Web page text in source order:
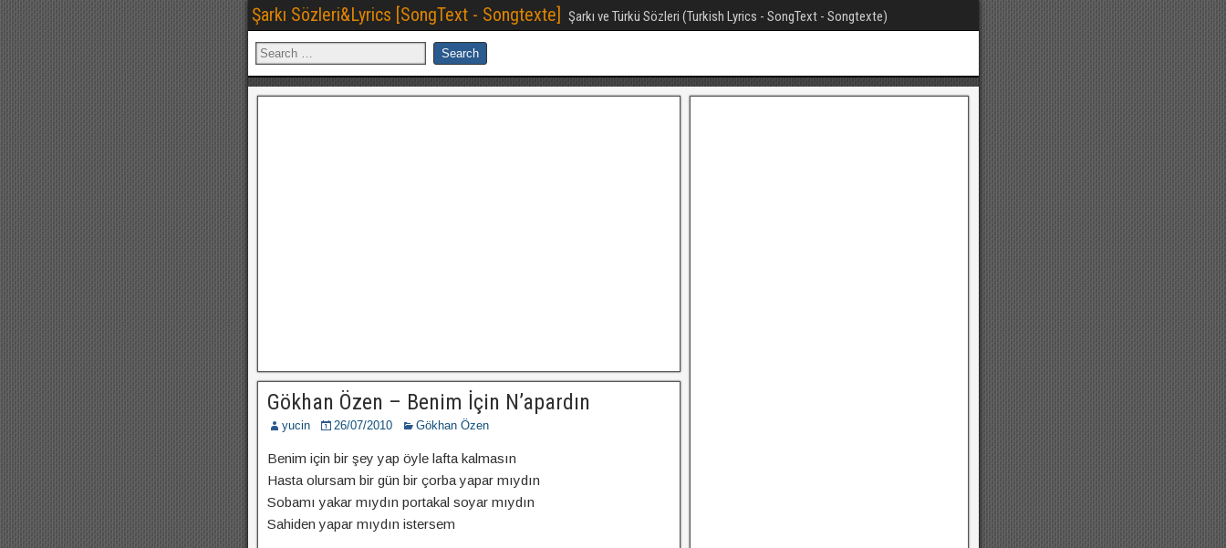
Şarkı Sözleri&Lyrics [SongText - Songtexte] Şarkı ve Türkü Sözleri (Turkish Lyrics - SongText - Songtexte)
Gökhan Özen – Benim İçin N’apardın
yucin 26/07/2010 Gökhan Özen
Benim için bir şey yap öyle lafta kalmasın
Hasta olursam bir gün bir çorba yapar mıydın
Sobamı yakar mıydın portakal soyar mıydın
Sahiden yapar mıydın istersem